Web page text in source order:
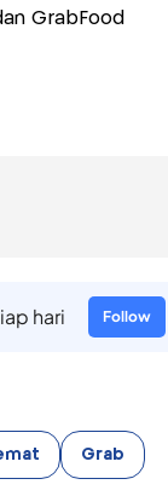
GrabFood
hari Follow
Grab